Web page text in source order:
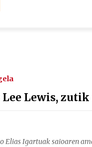
Lee Lewis,
Elias Igartuak saioaren